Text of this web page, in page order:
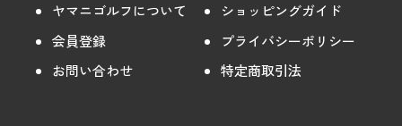
ヤマニゴルフについて
ショッピングガイド
会員登録
プライバシーポリシー
お問い合わせ
特定商取引法